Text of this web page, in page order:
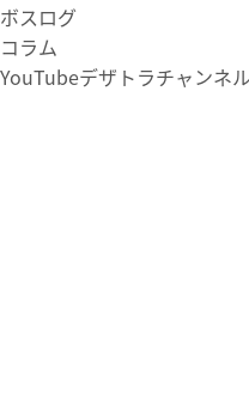
ボスログ
コラム
YouTubeデザトラチャンネル